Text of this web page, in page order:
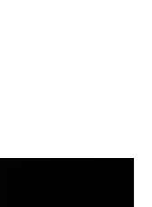
и
магазине. Все
крупного опта по